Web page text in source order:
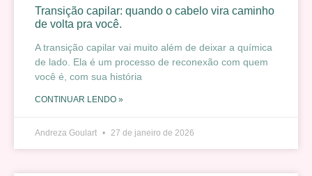
Transição capilar: quando o cabelo vira caminho
de volta pra você.
A transição capilar vai muito além de deixar a química
de lado. Ela é um processo de reconexão com quem
você é, com sua história
CONTINUAR LENDO »
Andreza Goulart 27 de janeiro de 2026